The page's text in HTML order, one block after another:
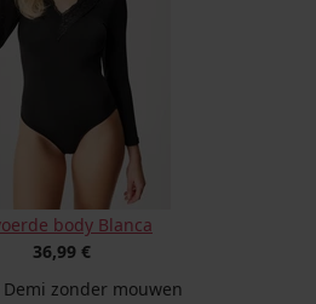
body Blanca
36,99 €